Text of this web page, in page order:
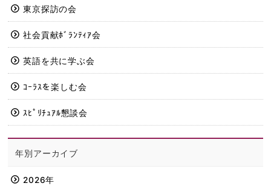
東京探訪の会
社会貢献ﾎﾞﾗﾝﾃｨｱ会
英語を共に学ぶ会
ｺｰﾗｽを楽しむ会
ｽﾋﾟﾘﾁｭｱﾙ懇談会
年別アーカイブ
2026年